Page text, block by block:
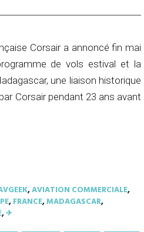
Corsair a annoncé fin mai
de vols estival et la
une liaison historique
Corsair pendant 23 ans avant
,AVIATION COMMERCIALE,
,FRANCE,MADAGASCAR,
,✈︎